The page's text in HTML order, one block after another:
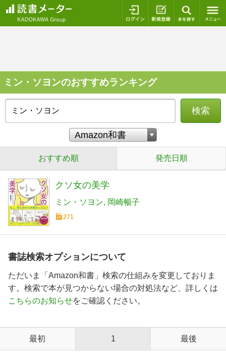
ログイン 新規登録
ミン・ソヨンのおすすめランキング
検索
おすすめ順 発売日順
クソ女の美学
ミン・ソヨン 岡崎暢子
271
書誌検索オプションについて
ただいま「Amazon和書」検索の仕組みを変更しておりま
す。検索で本が見つからない場合の対処法など、詳しくは
こちらのお知らせをご確認ください。
最初 1 最後